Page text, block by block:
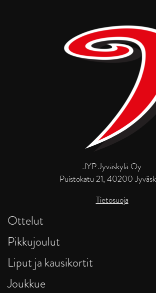
JYP Jyväskylä Oy
Puistokatu 21, 40200
Tietosuoja
Ottelut
Pikkujoulut
Liput ja kausikortit
Joukkue